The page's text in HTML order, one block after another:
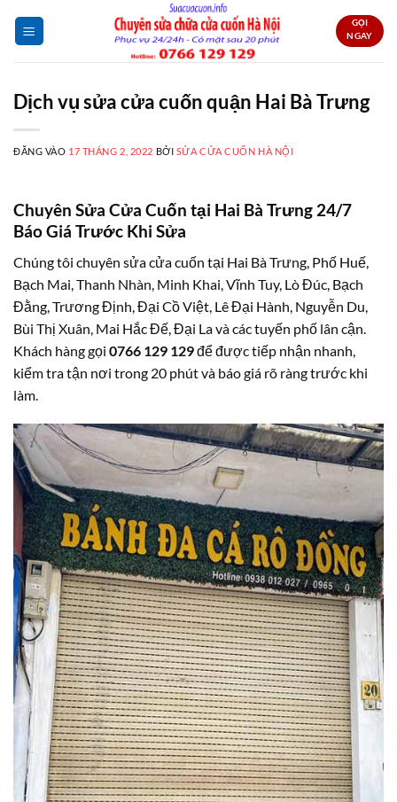
GỌI
NGAY
Dịch vụ sửa cửa cuốn quận Hai Bà Trưng
ĐĂNG VÀO 17 THÁNG 2, 2022 BỞI SỬA CỬA CUỐN HÀ NỘI
Chuyên Sửa Cửa Cuốn tại Hai Bà Trưng 24/7
Báo Giá Trước Khi Sửa
Chúng tôi chuyên sửa cửa cuốn tại Hai Bà Trưng, Phố Huế,
Bạch Mai, Thanh Nhàn, Minh Khai, Vĩnh Tuy, Lò Đúc, Bạch
Đằng, Trương Định, Đại Cồ Việt, Lê Đại Hành, Nguyễn Du,
Bùi Thị Xuân, Mai Hắc Đế, Đại La và các tuyến phố lân cận.
Khách hàng gọi 0766 129 129để được tiếp nhận nhanh,
kiểm tra tận nơi trong 20 phút và báo giá rõ ràng trước khi
làm.